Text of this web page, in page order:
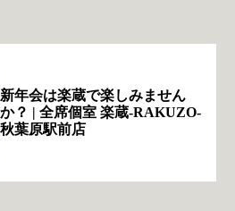
新年会は楽蔵で楽しみません
か？ | 全席個室 楽蔵‐RAKUZO‐
秋葉原駅前店